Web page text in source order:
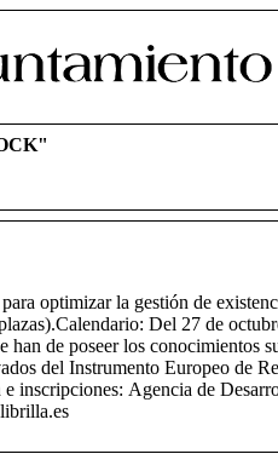
optimizar la gestión de
Del 27 de
han de poseer los
del Instrumento Europeo
inscripciones: Agencia de